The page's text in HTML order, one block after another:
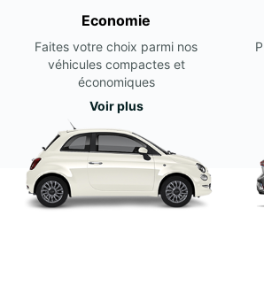
Economie
Faites votre choix parmi nos
véhicules compactes et
économiques
Voir plus